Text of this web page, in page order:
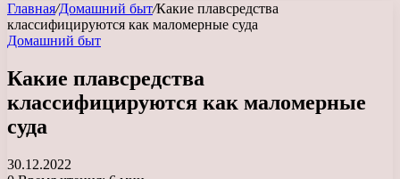
Главная/Домашний быт/Какие плавсредства
классифицируются как маломерные суда
Домашний быт
Какие плавсредства
классифицируются как маломерные
суда
30.12.2022